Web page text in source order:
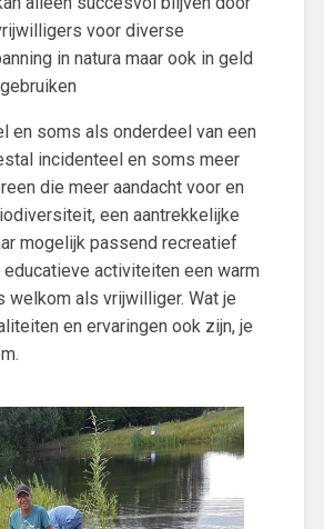
voor diverse
in natura maar ook in geld
en soms als onderdeel van een
incidenteel en soms meer
die meer aandacht voor en
een aantrekkelijke
mogelijk passend recreatief
activiteiten een warm
welkom als vrijwilliger. Wat je
en ervaringen ook zijn, je